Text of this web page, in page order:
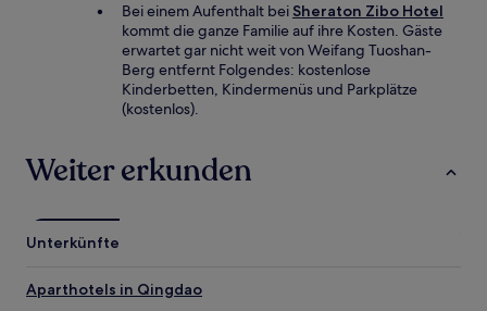
Bei einem Aufenthalt bei Sheraton Zibo Hotel
kommt die ganze Familie auf ihre Kosten. Gäste
erwartet gar nicht weit von Weifang Tuoshan-
Berg entfernt Folgendes: kostenlose
Kinderbetten, Kindermenüs und Parkplätze
(kostenlos).
Weiter erkunden
Unterkünfte
Aparthotels in Qingdao